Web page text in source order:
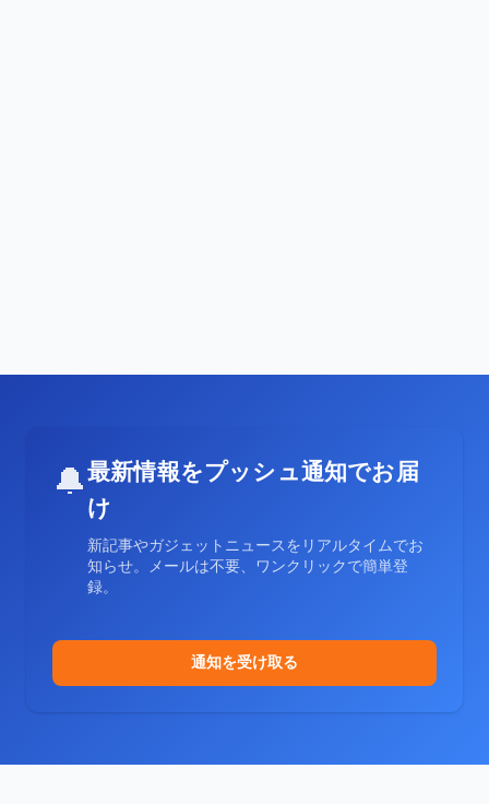
🔔最新情報をプッシュ通知でお届
け
新記事やガジェットニュースをリアルタイムでお
知らせ。メールは不要、ワンクリックで簡単登
録。
通知を受け取る